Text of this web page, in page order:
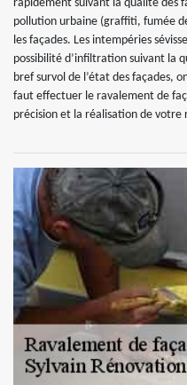
rapidement suivant la qualité des
pollution urbaine (graffiti, fumée
les façades. Les intempéries
possibilité d’infiltration suivant la
bref survol de l’état des façades,
faut effectuer le ravalement de
précision et la réalisation de votre